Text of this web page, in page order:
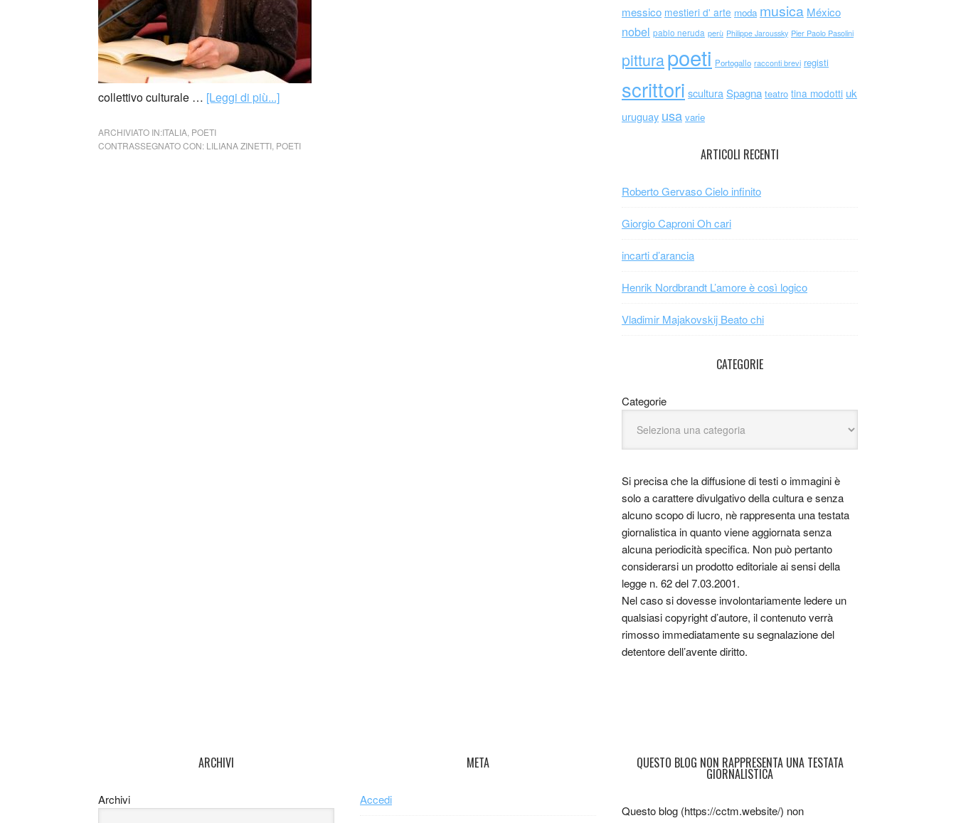
collettivo culturale … [Leggi di più...]
ARCHIVIATO IN:ITALIA POETI
CONTRASSEGNATO CON: LILIANA ZINETTI POETI
messico mestieri d' arte moda musica México
nobel pablo neruda perù Philippe Jaroussky Pier Paolo Pasolini
pitturapoeti Portogallo racconti brevi registi
scrittori scultura Spagna teatro tina modotti uk
uruguay usa varie
ARTICOLI RECENTI
Roberto Gervaso Cielo infinito
Giorgio Caproni Oh cari
incarti d’arancia
Henrik Nordbrandt L’amore è così logico
Vladimir Majakovskij Beato chi
CATEGORIE
Categorie
Si precisa che la diffusione di testi o immagini è
solo a carattere divulgativo della cultura e senza
alcuno scopo di lucro, nè rappresenta una testata
giornalistica in quanto viene aggiornata senza
alcuna periodicità specifica. Non può pertanto
considerarsi un prodotto editoriale ai sensi della
legge n. 62 del 7.03.2001.
Nel caso si dovesse involontariamente ledere un
qualsiasi copyright d’autore, il contenuto verrà
rimosso immediatamente su segnalazione del
detentore dell’avente diritto.
ARCHIVI
Archivi
META
Accedi
QUESTO BLOG NON RAPPRESENTA UNA TESTATA
GIORNALISTICA
Questo blog (https://cctm.website/) non